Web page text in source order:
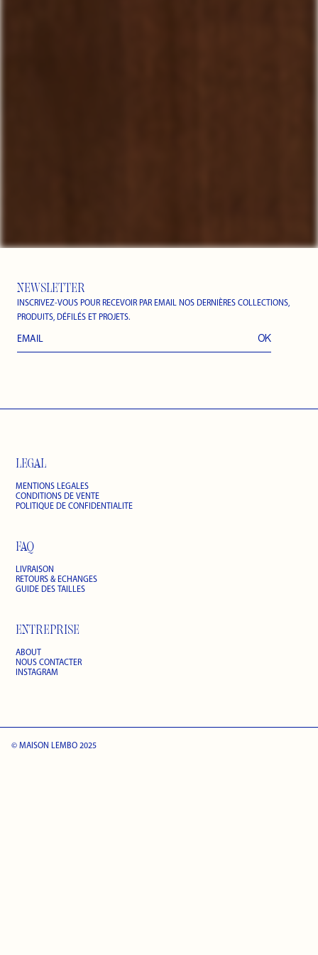
NEWSLETTER
INSCRIVEZ-VOUS POUR RECEVOIR PAR EMAIL NOS DERNIÈRES COLLECTIONS,
PRODUITS, DÉFILÉS ET PROJETS.
LEGAL
MENTIONS LEGALES
CONDITIONS DE VENTE
POLITIQUE DE CONFIDENTIALITÉ
FAQ
LIVRAISON
RETOURS & ÉCHANGES
GUIDE DES TAILLES
ENTREPRISE
ABOUT
NOUS CONTACTER
INSTAGRAM
© MAISON LEMBO 2025